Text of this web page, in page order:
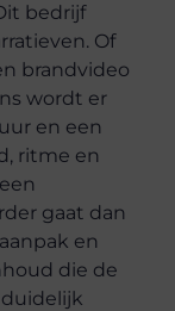
bedrijf
Of
brandvideo
wordt er
en een
ritme en
gaat dan
en
die de